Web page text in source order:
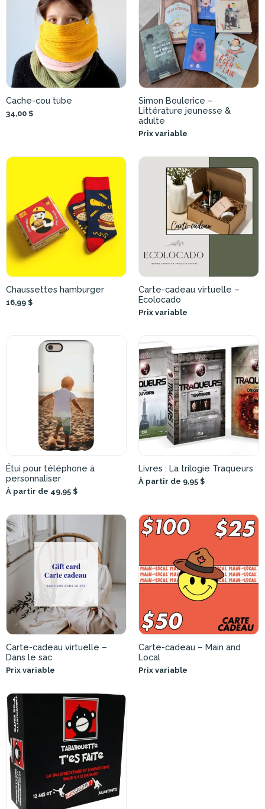
Cache-cou tube
34,00 $
Simon Boulerice –
Littérature jeunesse &
adulte
Prix variable
Chaussettes hamburger
16,99 $
Carte-cadeau virtuelle –
Ecolocado
Prix variable
Étui pour téléphone à
personnaliser
À partir de 49,95 $
Livres : La trilogie Traqueurs
À partir de 9,95 $
Carte-cadeau virtuelle –
Dans le sac
Prix variable
Carte-cadeau – Main and
Local
Prix variable